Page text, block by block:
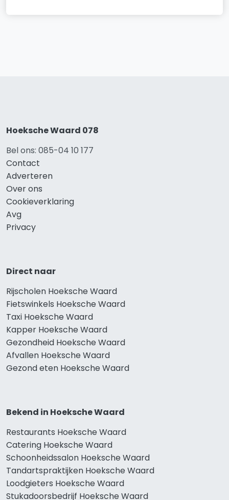
Hoeksche Waard 078
Bel ons: 085-04 10 177
Contact
Adverteren
Over ons
Cookieverklaring
Avg
Privacy
Direct naar
Rijscholen Hoeksche Waard
Fietswinkels Hoeksche Waard
Taxi Hoeksche Waard
Kapper Hoeksche Waard
Gezondheid Hoeksche Waard
Afvallen Hoeksche Waard
Gezond eten Hoeksche Waard
Bekend in Hoeksche Waard
Restaurants Hoeksche Waard
Catering Hoeksche Waard
Schoonheidssalon Hoeksche Waard
Tandartspraktijken Hoeksche Waard
Loodgieters Hoeksche Waard
Stukadoorsbedrijf Hoeksche Waard